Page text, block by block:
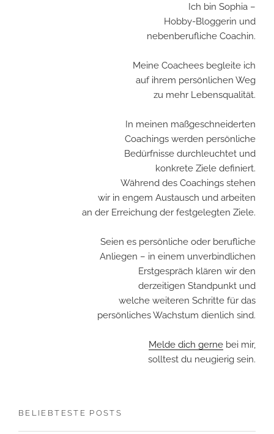
Ich bin Sophia –
Hobby-Bloggerin und
nebenberufliche Coachin.
Meine Coachees begleite ich
auf ihrem persönlichen Weg
zu mehr Lebensqualität.
In meinen maßgeschneiderten
Coachings werden persönliche
Bedürfnisse durchleuchtet und
konkrete Ziele definiert.
Während des Coachings stehen
wir in engem Austausch und arbeiten
an der Erreichung der festgelegten Ziele.
Seien es persönliche oder berufliche
Anliegen – in einem unverbindlichen
Erstgespräch klären wir den
derzeitigen Standpunkt und
welche weiteren Schritte für das
persönliches Wachstum dienlich sind.
Melde dich gerne bei mir,
solltest du neugierig sein.
BELIEBTESTE POSTS